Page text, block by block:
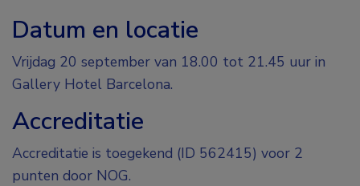
Datum en locatie
Vrijdag 20 september van 18.00 tot 21.45 uur in
Gallery Hotel Barcelona.
Accreditatie
Accreditatie is toegekend (ID 562415) voor 2
punten door NOG.